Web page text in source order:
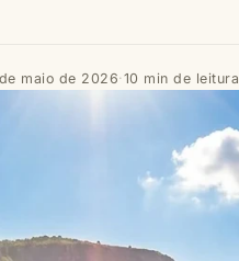
maio de 2026·10 min de leitura